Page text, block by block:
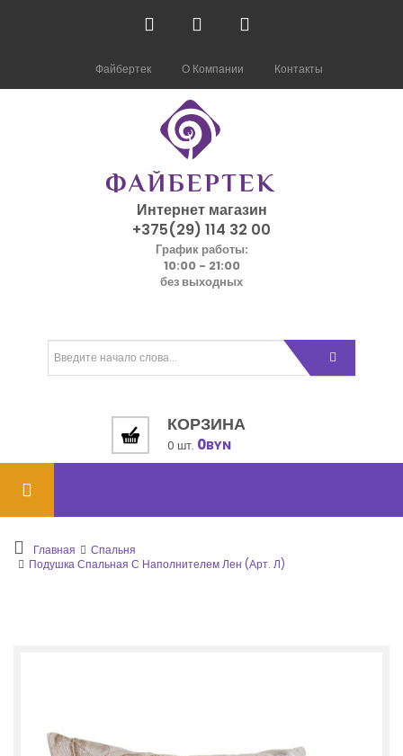
Файбертек О Компании Контакты
Интернет магазин
+375(29) 114 32 00
График работы:
10:00 - 21:00
без выходных
КОРЗИНА
0 шт. 0BYN
Главная
Спальня
Подушка Спальная С Наполнителем Лен (арт. Л)